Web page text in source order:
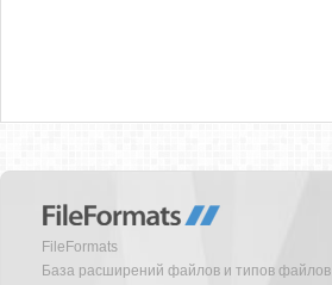
FileFormats
База расширений файлов и типов файлов